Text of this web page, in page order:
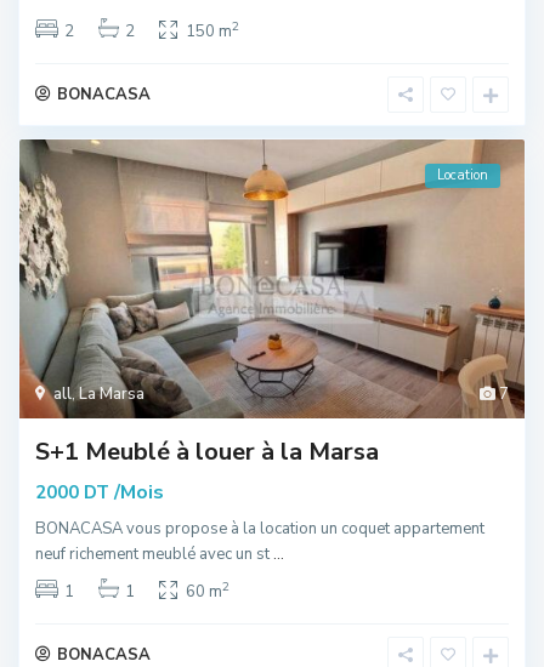
2
2 150 m2
BONACASA
7
all,La Marsa
Location
S+1 Meublé à louer à la Marsa
2000 DT /Mois
BONACASA vous propose à la location un coquet appartement
neuf richement meublé avec un st...
1
1 60 m2
BONACASA